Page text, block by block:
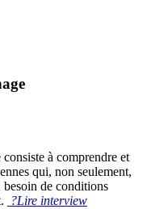
à comprendre et
qui, non seulement,
besoin de conditions
?Lire interview